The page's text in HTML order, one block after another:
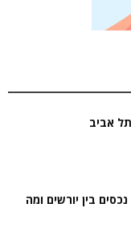
תל אביב
בין יורשים ומה